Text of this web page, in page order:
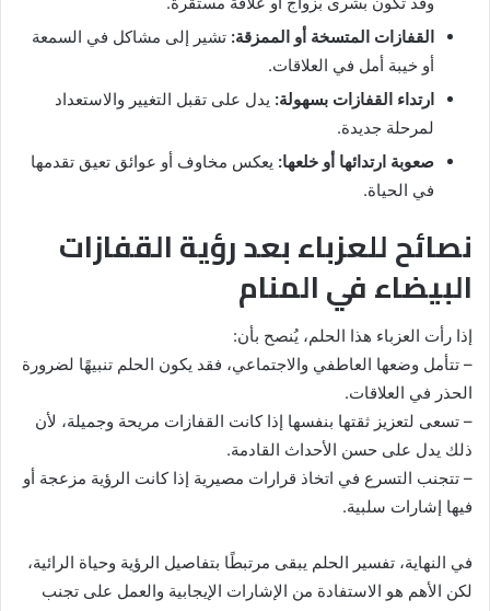
القفازات المتسخة أو الممزقة: تشير إلى مشاكل في السمعة
أو خيبة أمل في العلاقات.
ارتداء القفازات بسهولة: يدل على تقبل التغيير والاستعداد
لمرحلة جديدة.
صعوبة ارتدائها أو خلعها: يعكس مخاوف أو عوائق تعيق تقدمها
في الحياة.
نصائح للعزباء بعد رؤية القفازات
البيضاء في المنام
إذا رأت العزباء هذا الحلم، يُنصح بأن:
– تتأمل وضعها العاطفي والاجتماعي، فقد يكون الحلم تنبيهًا لضرورة
الحذر في العلاقات.
– تسعى لتعزيز ثقتها بنفسها إذا كانت القفازات مريحة وجميلة، لأن
ذلك يدل على حسن الأحداث القادمة.
– تتجنب التسرع في اتخاذ قرارات مصيرية إذا كانت الرؤية مزعجة أو
فيها إشارات سلبية.
في النهاية، تفسير الحلم يبقى مرتبطًا بتفاصيل الرؤية وحياة الرائية،
لكن الأهم هو الاستفادة من الإشارات الإيجابية والعمل على تجنب